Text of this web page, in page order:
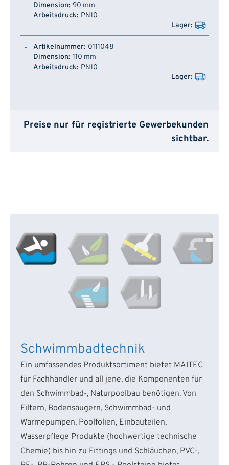
90 mm
PN10
0111048
110 mm
PN10
Preise nur für registrierte Gewerbekunden
sichtbar.
Schwimmbadtechnik
Ein umfassendes Produktsortiment bietet MAITEC
für Fachhändler und all jene, die Komponenten für
den Schwimmbad-, Naturpoolbau benötigen. Von
Filtern, Bodensaugern, Schwimmbad- und
Wärmepumpen, Poolfolien, Einbauteilen,
Wasserpflege Produkte (hochwertige technische
Chemie) bis hin zu Fittings und Schläuchen, PVC-,